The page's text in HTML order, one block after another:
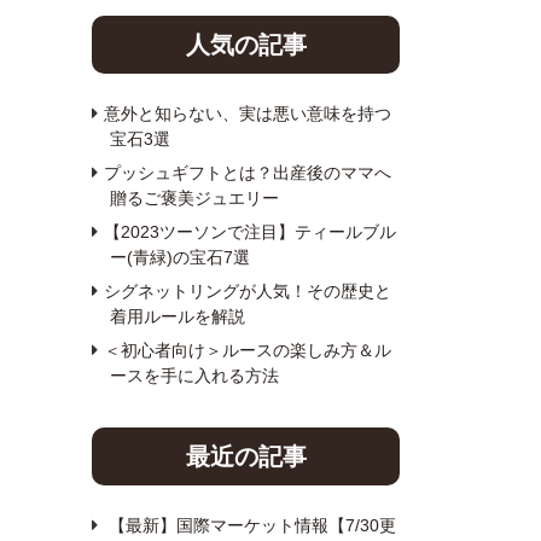
人気の記事
意外と知らない、実は悪い意味を持つ
宝石3選
プッシュギフトとは？出産後のママへ
贈るご褒美ジュエリー
【2023ツーソンで注目】ティールブル
ー(青緑)の宝石7選
シグネットリングが人気！その歴史と
着用ルールを解説
＜初心者向け＞ルースの楽しみ方＆ル
ースを手に入れる方法
最近の記事
【最新】国際マーケット情報【7/30更